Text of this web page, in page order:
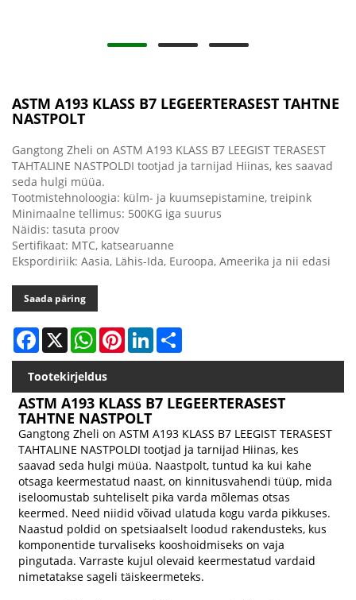
ASTM A193 KLASS B7 LEGEERTERASEST TAHTNE
NASTPOLT
Gangtong Zheli on ASTM A193 KLASS B7 LEEGIST TERASEST
TAHTALINE NASTPOLDI tootjad ja tarnijad Hiinas, kes saavad
seda hulgi müüa.
Tootmistehnoloogia: külm- ja kuumsepistamine, treipink
Minimaalne tellimus: 500KG iga suurus
Näidis: tasuta proov
Sertifikaat: MTC, katsearuanne
Ekspordiriik: Aasia, Lähis-Ida, Euroopa, Ameerika ja nii edasi
Saada päring
Facebook
X WhatsAppPinterestLinkedIn
Tootekirjeldus
ASTM A193 KLASS B7 LEGEERTERASEST
TAHTNE NASTPOLT
Gangtong Zheli on ASTM A193 KLASS B7 LEEGIST TERASEST
TAHTALINE NASTPOLDI tootjad ja tarnijad Hiinas, kes
saavad seda hulgi müüa. Naastpolt, tuntud ka kui kahe
otsaga keermestatud naast, on kinnitusvahendi tüüp, mida
iseloomustab suhteliselt pika varda mõlemas otsas
keermed. Need niidid võivad ulatuda kogu varda pikkuses.
Naastud poldid on spetsiaalselt loodud rakendusteks, kus
komponentide turvaliseks kooshoidmiseks on vaja
pingutada. Varraste kujul olevaid keermestatud vardaid
nimetatakse sageli täiskeermeteks.